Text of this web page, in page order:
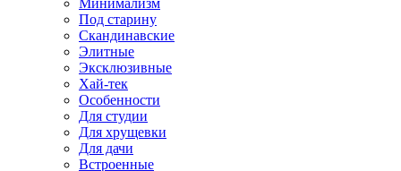
Минимализм
Под старину
Скандинавские
Элитные
Эксклюзивные
Хай-тек
Особенности
Для студии
Для хрущевки
Для дачи
Встроенные